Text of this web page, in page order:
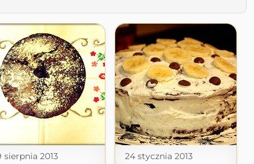
sierpnia 2013
24 stycznia 2013